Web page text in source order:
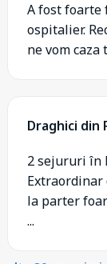
A fost foarte
ospitalier.
ne vom caza
Draghici din
2 sejururi în
Extraordinar
la parter
...